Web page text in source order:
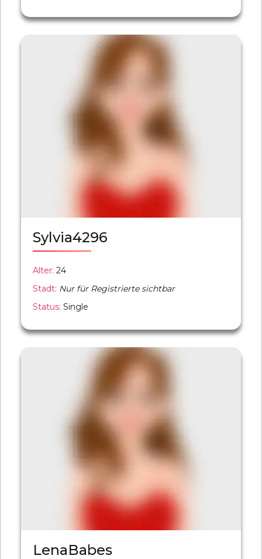
Sylvia4296
Alter: 24
Stadt: Nur für Registrierte sichtbar
Status: Single
LenaBabes